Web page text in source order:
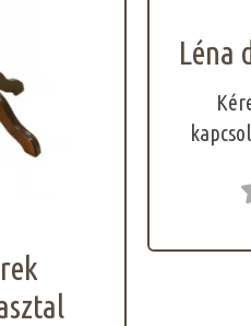
Léna